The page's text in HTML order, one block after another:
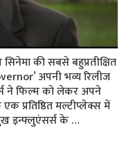
की सबसे बहुप्रतीक्षित
अपनी भव्य रिलीज
ने फिल्म को लेकर अपने
प्रतिष्ठित मल्टीप्लेक्स में
इन्फ्लुएंसर्स के …